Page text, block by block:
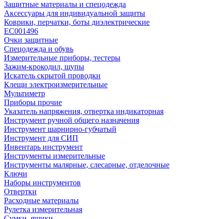
Защитные материалы и спецодежда
Аксессуары для индивидуальной защиты
Коврики, перчатки, боты диэлектрические
EC001496
Очки защитные
Спецодежда и обувь
Измерительные приборы, тестеры
Зажим-крокодил, щупы
Искатель скрытой проводки
Клещи электроизмерительные
Мультиметр
Приборы прочие
Указатель напряжения, отвертка индикаторная
Инструмент ручной общего назначения
Инструмент шарнирно-губчатый
Инструмент для СИП
Инвентарь инструмент
Инструменты измерительные
Инструменты малярные, слесарные, отделочные
Ключи
Наборы инструментов
Отвертки
Расходные материалы
Рулетка измерительная